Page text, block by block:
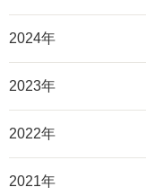
2024年
2023年
2022年
2021年